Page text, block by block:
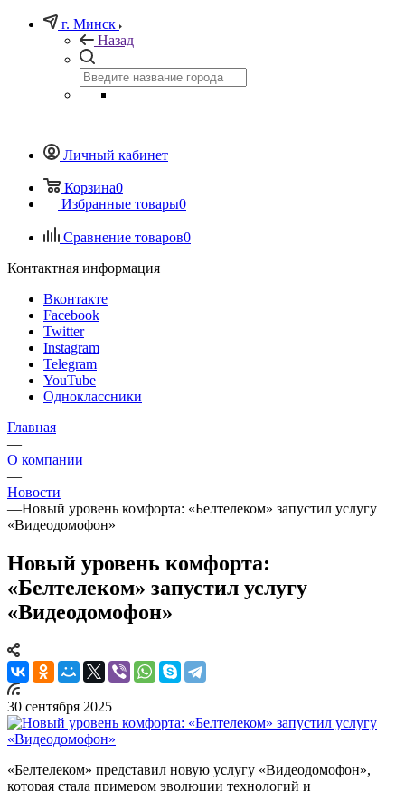
г. Минск
Назад
Личный кабинет
Корзина0
Избранные товары0
Сравнение товаров0
Контактная информация
Вконтакте
Facebook
Twitter
Instagram
Telegram
YouTube
Одноклассники
Главная
—
О компании
—
Новости
—Новый уровень комфорта: «Белтелеком» запустил услугу
«Видеодомофон»
Новый уровень комфорта:
«Белтелеком» запустил услугу
«Видеодомофон»
30 сентября 2025
«Белтелеком» представил новую услугу «Видеодомофон»,
которая стала примером эволюции технологий и